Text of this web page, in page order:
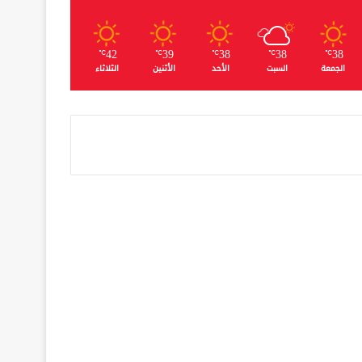
38
℃
الجمعة
38
℃
السبت
38
℃
الأحد
39
℃
الأثنين
42
℃
الثلاثاء